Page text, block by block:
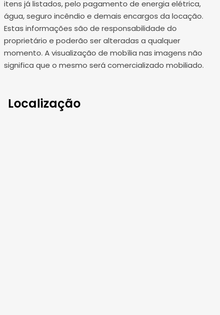
itens já listados, pelo pagamento de energia elétrica,
água, seguro incêndio e demais encargos da locação.
Estas informações são de responsabilidade do
proprietário e poderão ser alteradas a qualquer
momento. A visualização de mobília nas imagens não
significa que o mesmo será comercializado mobiliado.
Localização